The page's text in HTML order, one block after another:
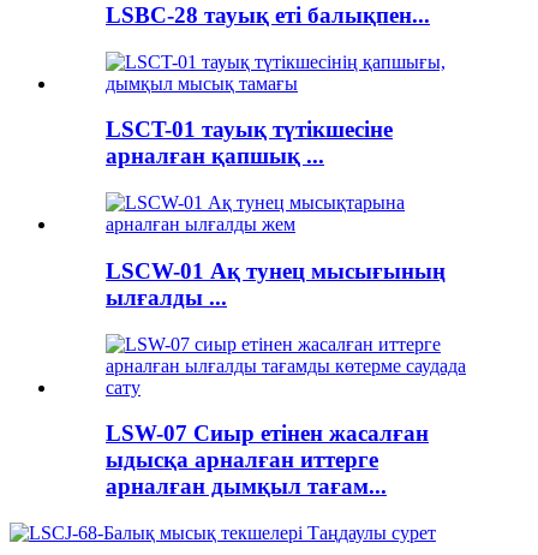
LSBC-28 тауық еті балықпен...
LSCT-01 тауық түтікшесіне
арналған қапшық ...
LSCW-01 Ақ тунец мысығының
ылғалды ...
LSW-07 Сиыр етінен жасалған
ыдысқа арналған иттерге
арналған дымқыл тағам...